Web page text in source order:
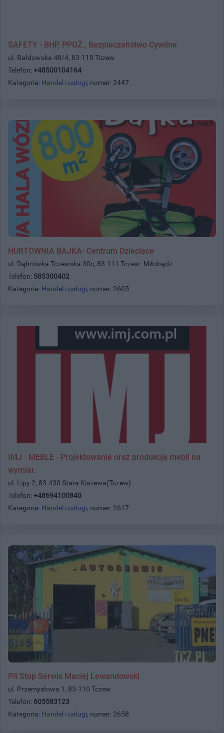
SAFETY - BHP, PPOŻ., Bezpieczeństwo Cywilne
ul. Bałdowska 48/4, 83-110 Tczew
Telefon: +48500104164
Kategoria: Handel i usługi, numer: 2447
HURTOWNIA BAJKA- Centrum Dziecięce
ul. Dąbrówka Tczewska 30c, 83-111 Tczew- Miłobądz
Telefon: 585300402
Kategoria: Handel i usługi, numer: 2605
IMJ - MEBLE - Projektowanie oraz produkcja mebli na
wymiar.
ul. Lipy 2, 83-430 Stara Kiszewa(Tczew)
Telefon: +48694100840
Kategoria: Handel i usługi, numer: 2617
Pit Stop Serwis Maciej Lewandowski
ul. Przemysłowa 1, 83-110 Tczew
Telefon: 605583123
Kategoria: Handel i usługi, numer: 2658